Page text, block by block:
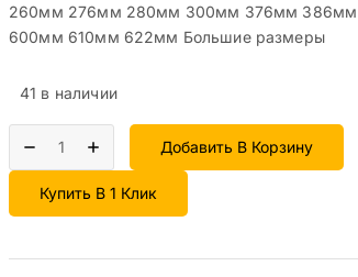
260мм 276мм 280мм 300мм 376мм
600мм 610мм 622мм Большие размеры
41 в наличии
Добавить В Корзину
Купить В 1 Клик